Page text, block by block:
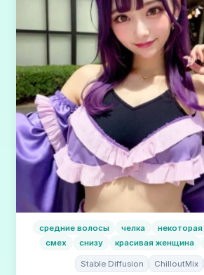
средние волосы челка некоторая
смех
снизу красивая женщина
Stable Diffusion ChilloutMix